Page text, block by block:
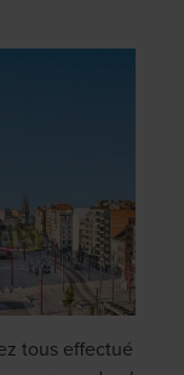
tous effectué